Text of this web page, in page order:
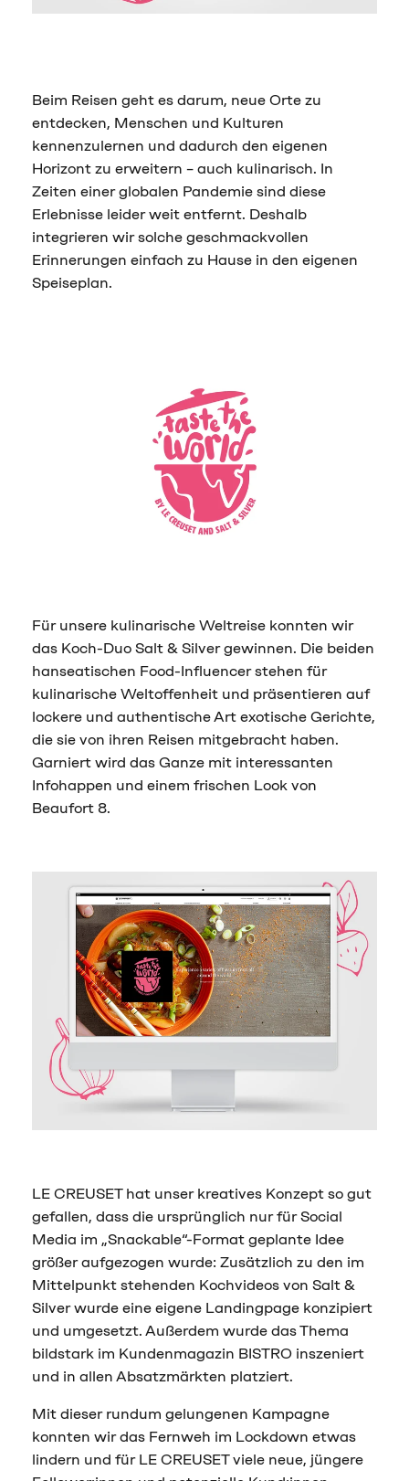
Beim Reisen geht es darum, neue Orte zu
entdecken, Menschen und Kulturen
kennenzulernen und dadurch den eigenen
Horizont zu erweitern – auch kulinarisch. In
Zeiten einer globalen Pandemie sind diese
Erlebnisse leider weit entfernt. Deshalb
integrieren wir solche geschmackvollen
Erinnerungen einfach zu Hause in den eigenen
Speiseplan.
Für unsere kulinarische Weltreise konnten wir
das Koch-Duo Salt & Silver gewinnen. Die beiden
hanseatischen Food-Influencer stehen für
kulinarische Weltoffenheit und präsentieren auf
lockere und authentische Art exotische Gerichte,
die sie von ihren Reisen mitgebracht haben.
Garniert wird das Ganze mit interessanten
Infohappen und einem frischen Look von
Beaufort 8.
LE CREUSET hat unser kreatives Konzept so gut
gefallen, dass die ursprünglich nur für Social
Media im „Snackable“-Format geplante Idee
größer aufgezogen wurde: Zusätzlich zu den im
Mittelpunkt stehenden Kochvideos von Salt &
Silver wurde eine eigene Landingpage konzipiert
und umgesetzt. Außerdem wurde das Thema
bildstark im Kundenmagazin BISTRO inszeniert
und in allen Absatzmärkten platziert.
Mit dieser rundum gelungenen Kampagne
konnten wir das Fernweh im Lockdown etwas
lindern und für LE CREUSET viele neue, jüngere